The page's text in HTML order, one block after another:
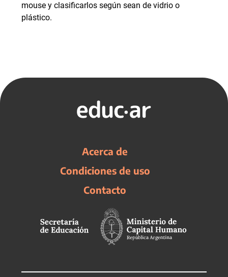
mouse y clasificarlos según sean de vidrio o
plástico.
Acerca de
Condiciones de uso
Contacto